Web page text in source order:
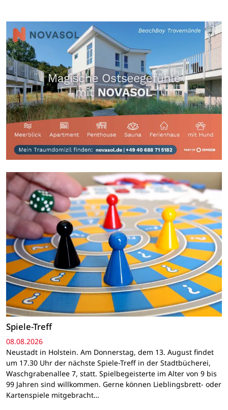
Spiele-Treff
08.08.2026
Neustadt in Holstein. Am Donnerstag, dem 13. August findet
um 17.30 Uhr der nächste Spiele-Treff in der Stadtbücherei,
Waschgrabenallee 7, statt. Spielbegeisterte im Alter von 9 bis
99 Jahren sind willkommen. Gerne können Lieblingsbrett- oder
Kartenspiele mitgebracht…